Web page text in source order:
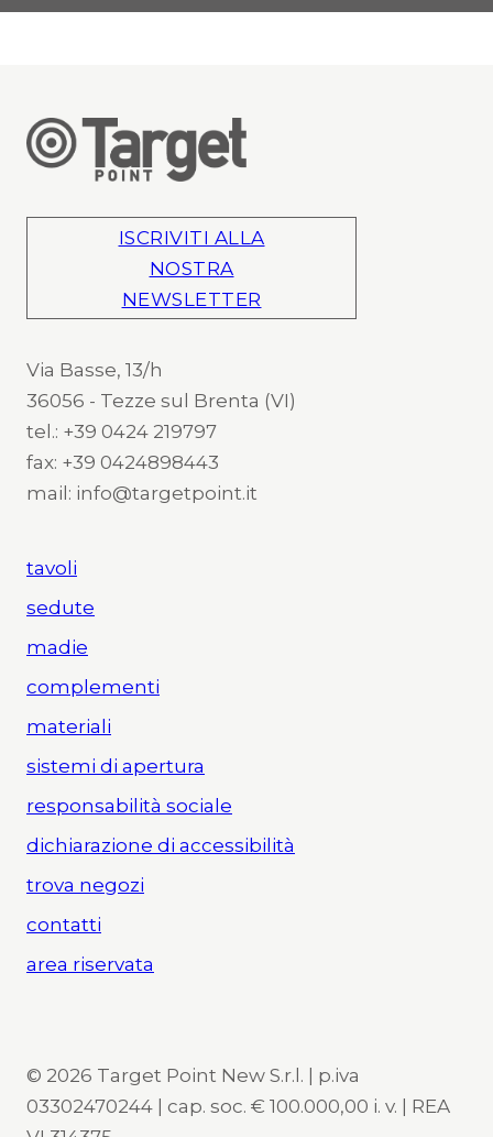
ISCRIVITI ALLA
NOSTRA
NEWSLETTER
Via Basse, 13/h
36056 - Tezze sul Brenta (VI)
tel.: +39 0424 219797
fax: +39 0424898443
mail: info@targetpoint.it
tavoli
sedute
madie
complementi
materiali
sistemi di apertura
responsabilità sociale
dichiarazione di accessibilità
trova negozi
contatti
area riservata
© 2026 Target Point New S.r.l. | p.iva
03302470244 | cap. soc. € 100.000,00 i. v. | REA